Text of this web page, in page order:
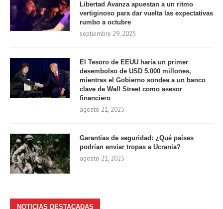
Libertad Avanza apuestan a un ritmo
vertiginoso para dar vuelta las expectativas
rumbo a octubre
septiembre 29, 2025
El Tesoro de EEUU haría un primer
desembolso de USD 5.000 millones,
mientras el Gobierno sondea a un banco
clave de Wall Street como asesor
financiero
agosto 21, 2025
Garantías de seguridad: ¿Qué países
podrían enviar tropas a Ucrania?
agosto 21, 2025
NOTICIAS DESTACADAS